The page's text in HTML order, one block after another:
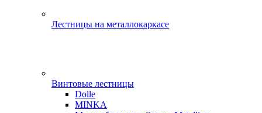
Лестницы на металлокаркасе
Винтовые лестницы
Dolle
MINKA